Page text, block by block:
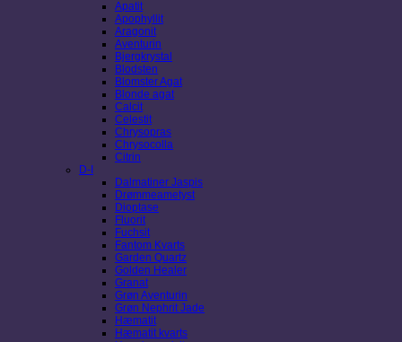
Apatit
Apophyllit
Aragonit
Aventurin
Bjergkrystal
Blodsten
Blomster Agat
Blonde agat
Calcit
Celestit
Chrysopras
Chrysocolla
Citrin
D-I
Dalmatiner Jaspis
Drømmeametyst
Dioptase
Fluorit
Fuchsit
Fantom Kvarts
Garden Quartz
Golden Healer
Granat
Grøn Aventurin
Grøn Nephrit Jade
Hæmatit
Hæmatit kvarts